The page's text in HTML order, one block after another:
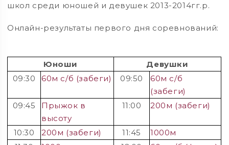
школ среди юношей и девушек 2013-2014гг.р.
Онлайн-результаты первого дня соревнований:
Юноши
Девушки
09:30
60м с/б (забеги) 09:50
60м с/б
(забеги)
09:45
Прыжок в
высоту
11:00 200м (забеги)
10:30 200м (забеги) 11:45
1000м